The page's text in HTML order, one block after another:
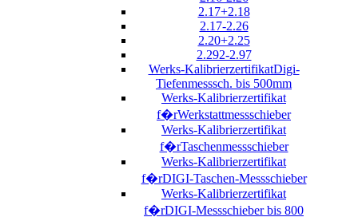
2.17+2.18
2.17-2.26
2.20+2.25
2.292-2.97
Werks-KalibrierzertifikatDigi-
Tiefenmesssch. bis 500mm
Werks-Kalibrierzertifikat
f�rWerkstattmessschieber
Werks-Kalibrierzertifikat
f�rTaschenmessschieber
Werks-Kalibrierzertifikat
f�rDIGI-Taschen-Messschieber
Werks-Kalibrierzertifikat
f�rDIGI-Messschieber bis 800